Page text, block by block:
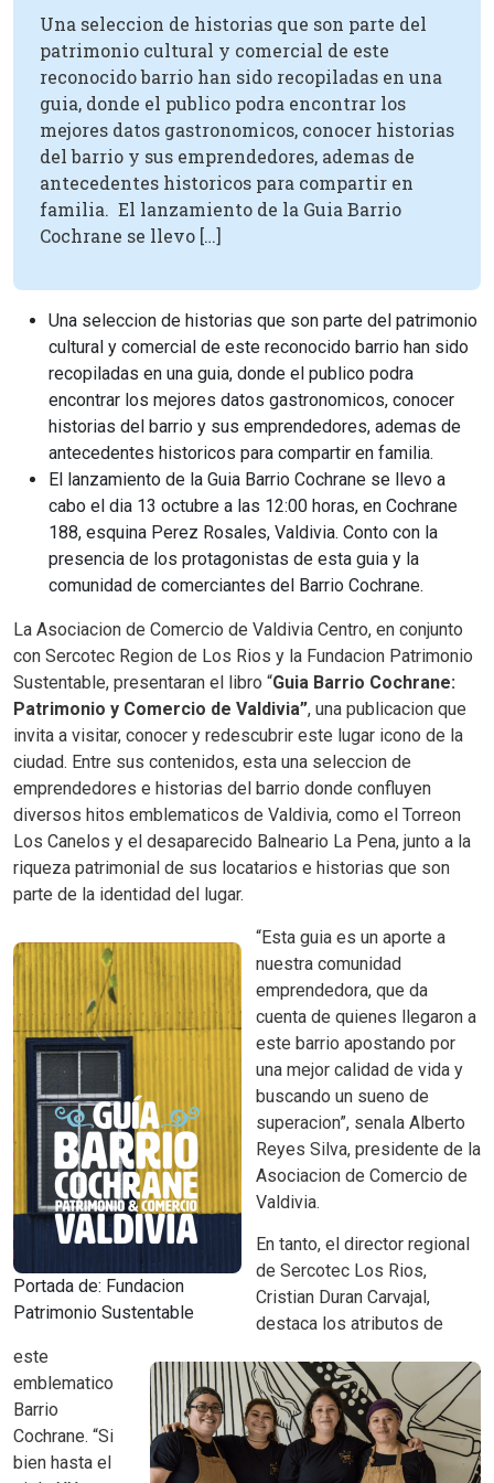
Una seleccion de historias que son parte del
patrimonio cultural y comercial de este
reconocido barrio han sido recopiladas en una
guia, donde el publico podra encontrar los
mejores datos gastronomicos, conocer historias
del barrio y sus emprendedores, ademas de
antecedentes historicos para compartir en
familia. El lanzamiento de la Guia Barrio
Cochrane se llevo […]
Una seleccion de historias que son parte del patrimonio
cultural y comercial de este reconocido barrio han sido
recopiladas en una guia, donde el publico podra
encontrar los mejores datos gastronomicos, conocer
historias del barrio y sus emprendedores, ademas de
antecedentes historicos para compartir en familia.
El lanzamiento de la Guia Barrio Cochrane se llevo a
cabo el dia 13 octubre a las 12:00 horas, en Cochrane
188, esquina Perez Rosales, Valdivia. Conto con la
presencia de los protagonistas de esta guia y la
comunidad de comerciantes del Barrio Cochrane.
La Asociacion de Comercio de Valdivia Centro, en conjunto
con Sercotec Region de Los Rios y la Fundacion Patrimonio
Sustentable, presentaran el libro “Guia Barrio Cochrane:
Patrimonio y Comercio de Valdivia”, una publicacion que
invita a visitar, conocer y redescubrir este lugar icono de la
ciudad. Entre sus contenidos, esta una seleccion de
emprendedores e historias del barrio donde confluyen
diversos hitos emblematicos de Valdivia, como el Torreon
Los Canelos y el desaparecido Balneario La Pena, junto a la
riqueza patrimonial de sus locatarios e historias que son
parte de la identidad del lugar.
Portada de: Fundacion
Patrimonio Sustentable
“Esta guia es un aporte a
nuestra comunidad
emprendedora, que da
cuenta de quienes llegaron a
este barrio apostando por
una mejor calidad de vida y
buscando un sueno de
superacion”, senala Alberto
Reyes Silva, presidente de la
Asociacion de Comercio de
Valdivia.
En tanto, el director regional
de Sercotec Los Rios,
Cristian Duran Carvajal,
destaca los atributos de
este
emblematico
Barrio
Cochrane. “Si
bien hasta el